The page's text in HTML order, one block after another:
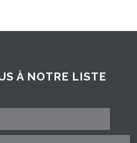
À NOTRE LISTE